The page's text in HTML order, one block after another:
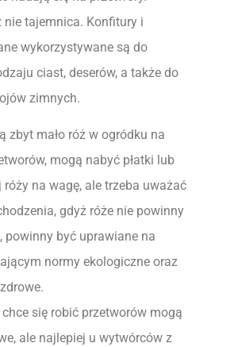
nie tajemnica. Konfitury i
wykorzystywane są do
ciast, deserów, a także do
zimnych.
zbyt mało róż w ogródku na
mogą nabyć płatki lub
na wagę, ale trzeba uważać
gdyż róże nie powinny
powinny być uprawiane na
normy ekologiczne oraz
się robić przetworów mogą
ale najlepiej u wytwórców z